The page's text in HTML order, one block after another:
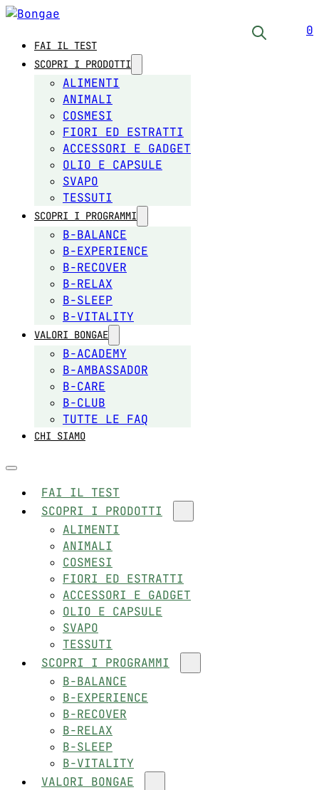
FAI IL TEST
SCOPRI I PRODOTTI
ALIMENTI
ANIMALI
COSMESI
FIORI ED ESTRATTI
ACCESSORI E GADGET
OLIO E CAPSULE
SVAPO
TESSUTI
SCOPRI I PROGRAMMI
B-BALANCE
B-EXPERIENCE
B-RECOVER
B-RELAX
B-SLEEP
B-VITALITY
VALORI BONGAE
B-ACADEMY
B-AMBASSADOR
B-CARE
B-CLUB
TUTTE LE FAQ
CHI SIAMO
FAI IL TEST
SCOPRI I PRODOTTI
ALIMENTI
ANIMALI
COSMESI
FIORI ED ESTRATTI
ACCESSORI E GADGET
OLIO E CAPSULE
SVAPO
TESSUTI
SCOPRI I PROGRAMMI
B-BALANCE
B-EXPERIENCE
B-RECOVER
B-RELAX
B-SLEEP
B-VITALITY
VALORI BONGAE
0